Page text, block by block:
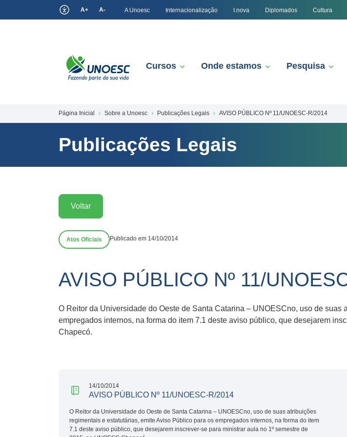
A+ A- A Unoesc Internacionalização I.nova Diplomados Cultura
Cursos Onde estamos Pesquisa
Página Inicial Sobre a Unoesc Publicações Legais AVISO PÚBLICO Nº 11/UNOESC-R/2014
Publicações Legais
Voltar
Atos Oficiais Publicado em 14/10/2014
AVISO PÚBLICO Nº 11/
O Reitor da Universidade do Oeste de Santa Catarina – UNOESCno, uso de
empregados internos, na forma do item 7.1 deste aviso público, que desejarem
Chapecó.
14/10/2014
AVISO PÚBLICO Nº 11/UNOESC-R/2014
O Reitor da Universidade do Oeste de Santa Catarina – UNOESCno, uso de suas atribuições
regimentais e estatutárias, emite Aviso Público para os empregados internos, na forma do item
7.1 deste aviso público, que desejarem inscrever-se para ministrar aula no 1º semestre de